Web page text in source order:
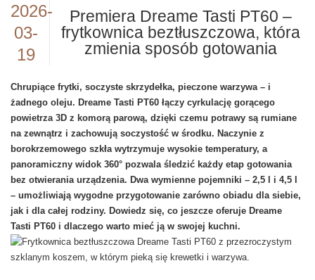
2026-
03-
19
Premiera Dreame Tasti PT60 –
frytkownica beztłuszczowa, która
zmienia sposób gotowania
Chrupiące frytki, soczyste skrzydełka, pieczone warzywa – i
żadnego oleju. Dreame Tasti PT60 łączy cyrkulację gorącego
powietrza 3D z komorą parową, dzięki czemu potrawy są rumiane
na zewnątrz i zachowują soczystość w środku. Naczynie z
borokrzemowego szkła wytrzymuje wysokie temperatury, a
panoramiczny widok 360° pozwala śledzić każdy etap gotowania
bez otwierania urządzenia. Dwa wymienne pojemniki – 2,5 l i 4,5 l
– umożliwiają wygodne przygotowanie zarówno obiadu dla siebie,
jak i dla całej rodziny. Dowiedz się, co jeszcze oferuje Dreame
Tasti PT60 i dlaczego warto mieć ją w swojej kuchni.